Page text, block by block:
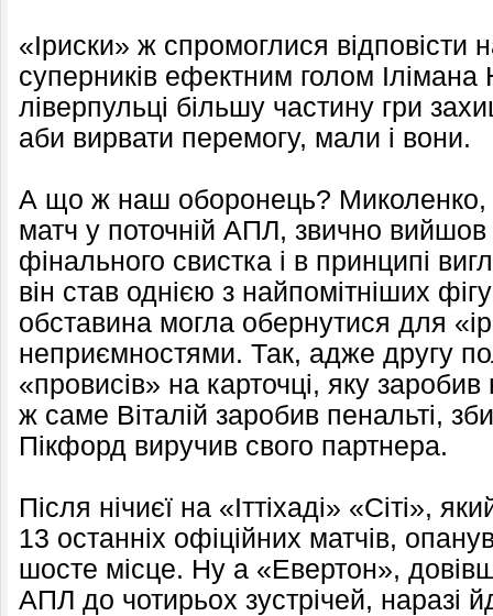
«Іриски» ж спромоглися відповісти
суперників ефектним голом Ілімана
ліверпульці більшу частину гри
аби вирвати перемогу, мали і вони.
А що ж наш оборонець? Миколенко,
матч у поточній АПЛ, звично вийшов
фінального свистка і в принципі
він став однією з найпомітніших
обставина могла обернутися для
неприємностями. Так, адже другу
«провисів» на карточці, яку
ж саме Віталій заробив пенальті,
Пікфорд виручив свого партнера.
Після нічиєї на «Іттіхаді» «Сіті»,
13 останніх офіційних матчів,
шосте місце. Ну а «Евертон»,
АПЛ до чотирьох зустрічей, наразі